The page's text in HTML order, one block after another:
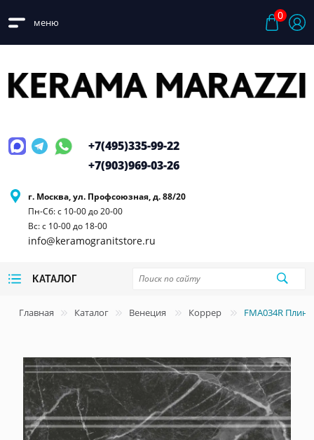
меню
0
г. Москва, ул. Профсоюзная, д. 88/20
Пн-Сб: с 10-00 до 20-00
Вс: с 10-00 до 18-00
info@keramogranitstore.ru
+7(495)335-99-22
+7(903)969-03-26
КАТАЛОГ
Главная Каталог Венеция Коррер FMA034R